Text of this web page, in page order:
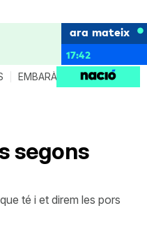
ara mateix
17:42
EMBARÀS CRIANÇA
segons
té i et direm les pors